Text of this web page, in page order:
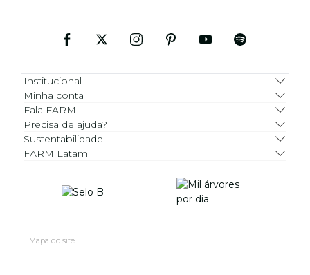
Institucional
Minha conta
Fala FARM
Precisa de ajuda?
Sustentabilidade
FARM Latam
Mapa do site